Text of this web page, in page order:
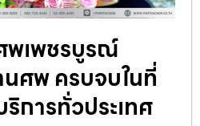
พเพชรบูรณ์
ศพ ครบจบในที่
การทั่วประเทศ